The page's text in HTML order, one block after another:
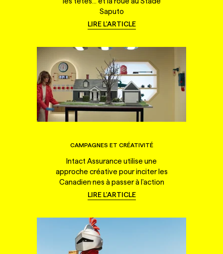
Saputo
LIRE L'ARTICLE
CAMPAGNES ET CRÉATIVITÉ
Intact Assurance utilise une
approche créative pour inciter les
Canadien·nes à passer à l'action
LIRE L'ARTICLE